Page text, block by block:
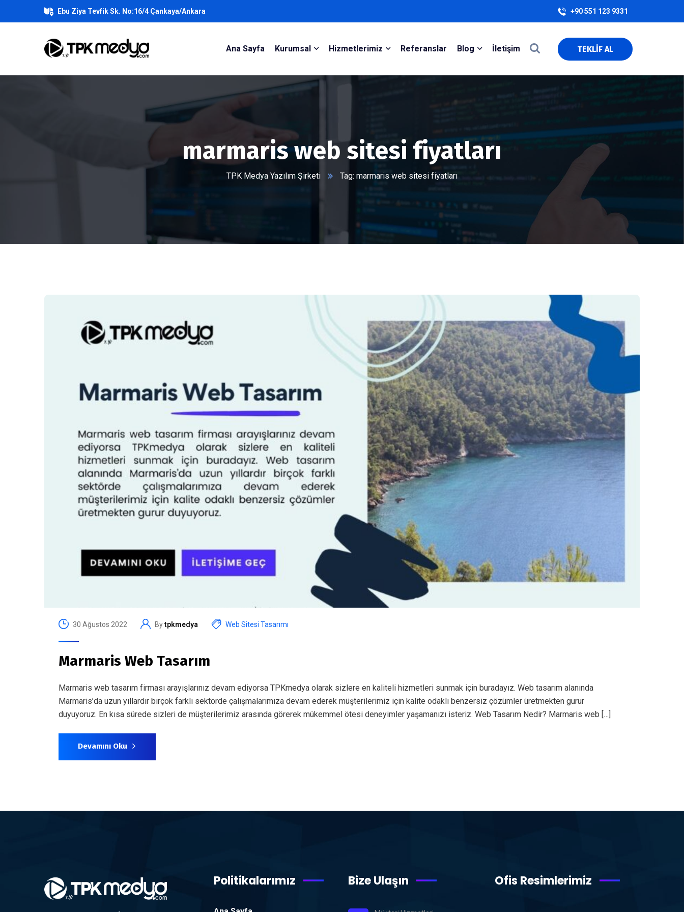
Ebu Ziya Tevfik Sk. No:16/4 Çankaya/Ankara +90 551 123 9331
Ana Sayfa Kurumsal Hizmetlerimiz Referanslar Blog İletişim TEKLİF AL
marmaris web sitesi fiyatları
TPK Medya Yazılım Şirketi Tag: marmaris web sitesi fiyatları
30 Ağustos 2022 Bytpkmedya Web Sitesi Tasarımı
Marmaris Web Tasarım
Marmaris web tasarım firması arayışlarınız devam ediyorsa TPKmedya olarak sizlere en kaliteli hizmetleri sunmak için buradayız. Web tasarım alanında
Marmaris’da uzun yıllardır birçok farklı sektörde çalışmalarımıza devam ederek müşterilerimiz için kalite odaklı benzersiz çözümler üretmekten gurur
duyuyoruz. En kısa sürede sizleri de müşterilerimiz arasında görerek mükemmel ötesi deneyimler yaşamanızı isteriz. Web Tasarım Nedir? Marmaris web […]
Devamını Oku
Politikalarımız Bize Ulaşın Ofis Resimlerimiz